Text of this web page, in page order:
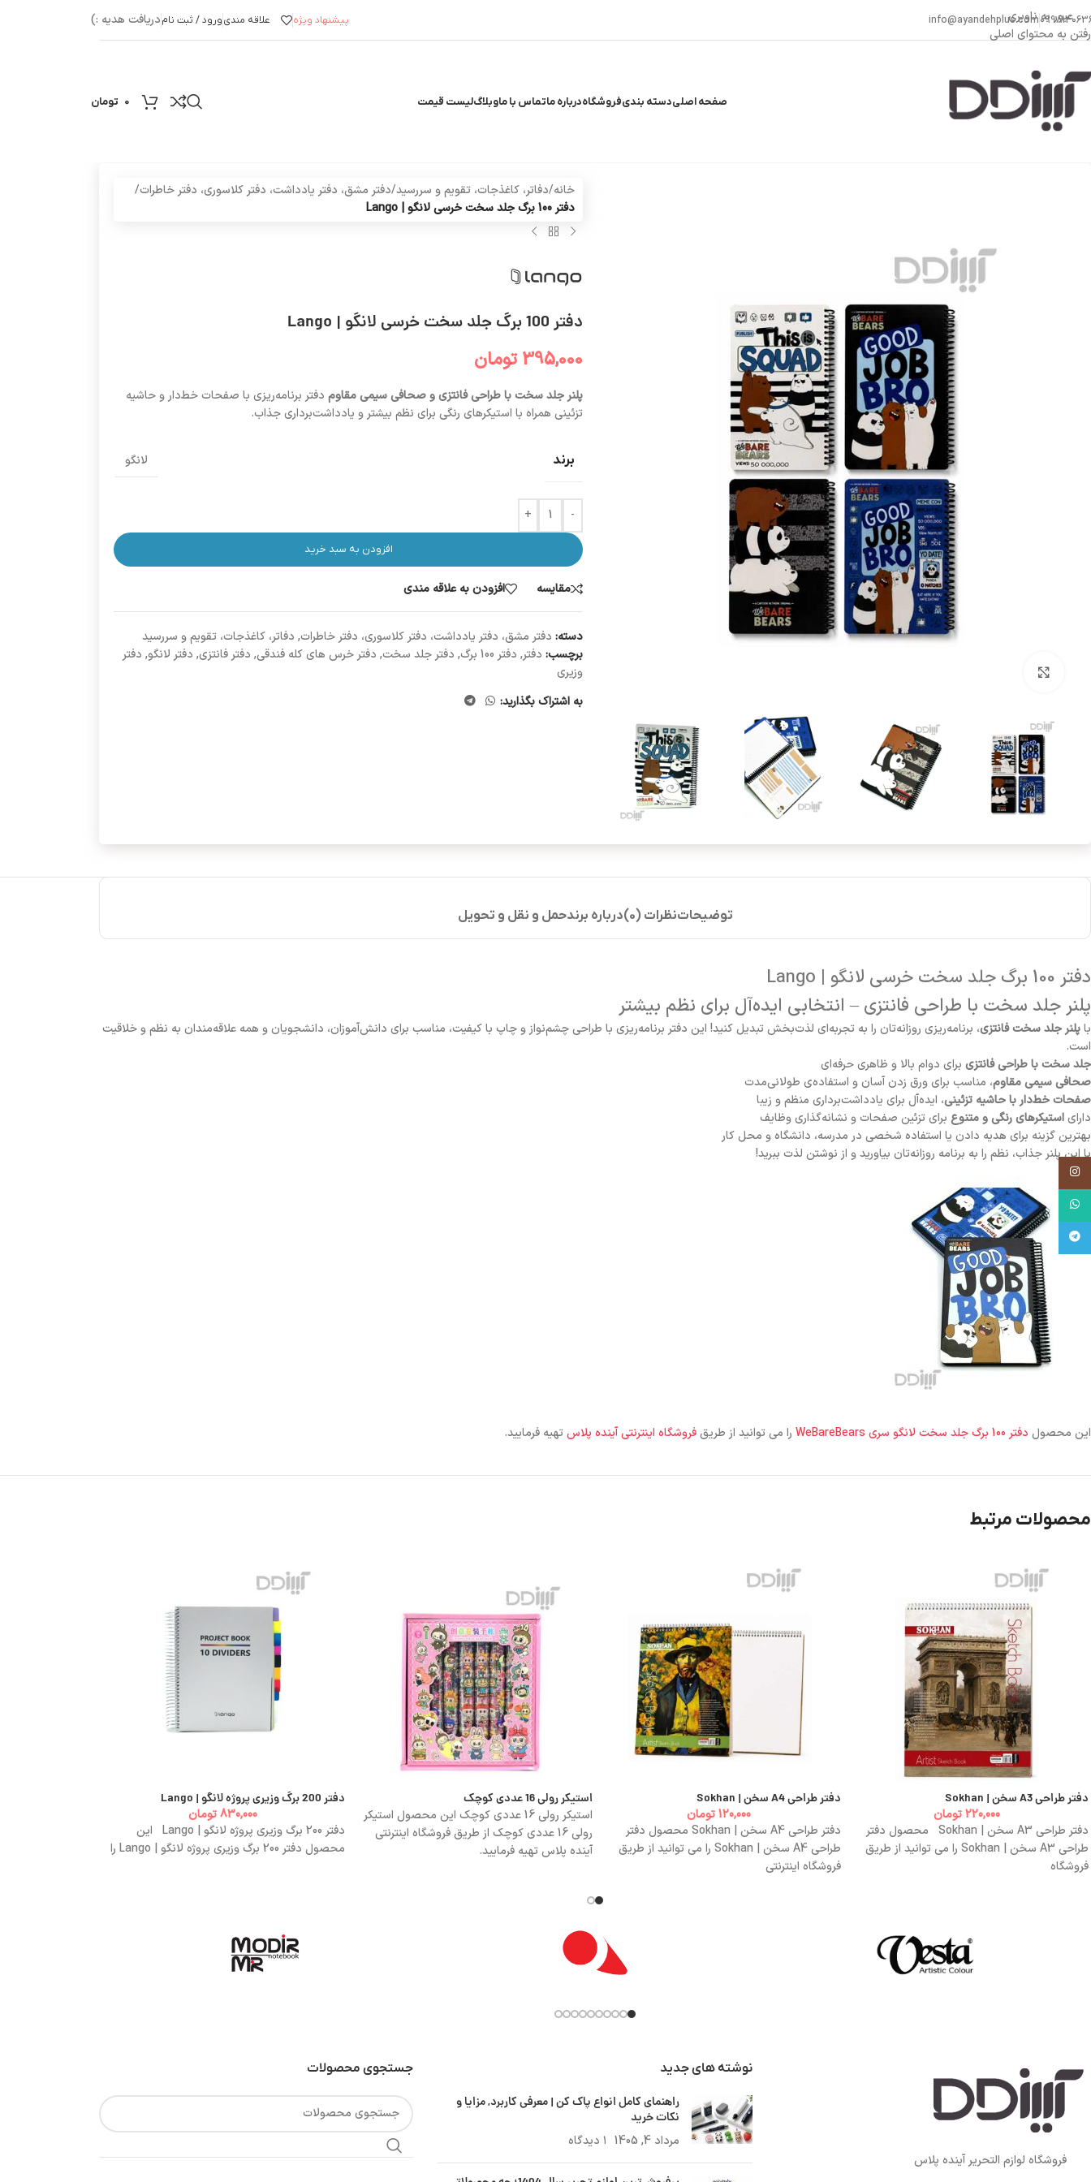
عبور به ناوبری
رفتن به محتوای اصلی
info@ayandehplus.com پیشنهاد ویژه علاقه مندیورود / ثبت نامدریافت هدیه :)
صفحه اصلیدسته بندیفروشگاهدرباره ماتماس با ماوبلاگلیست قیمت 0 تومان
خانه/دفاتر، کاغذجات، تقویم و سررسید/دفتر مشق، دفتر یادداشت، دفتر کلاسوری، دفتر خاطرات/
دفتر 100 برگ جلد سخت خرسی لانگو | Lango
دفتر 100 برگ جلد سخت خرسی لانگو | Lango
395,000 تومان
پلنر جلد سخت با طراحی فانتزی و صحافی سیمی مقاومدفتر برنامه‌ریزی با صفحات خط‌دار و حاشیه
تزئینی همراه با استیکرهای رنگی برای نظم بیشتر و یادداشت‌برداری جذاب.
برند لانگو
-
+
افزودن به سبد خرید
مقایسه افزودن به علاقه مندی
دسته: دفتر مشق، دفتر یادداشت، دفتر کلاسوری، دفتر خاطرات, دفاتر، کاغذجات، تقویم و سررسید
برچسب: دفتر, دفتر 100 برگ , دفتر جلد سخت, دفتر خرس های کله فندقی, دفتر فانتزی, دفتر لانگو, دفتر
وزیری
به اشتراک بگذارید:
توضیحاتنظرات (0) درباره برندحمل و نقل و تحویل
دفتر 100 برگ جلد سخت خرسی لانگو | Lango
پلنر جلد سخت با طراحی فانتزی – انتخابی ایده‌آل برای نظم بیشتر
باپلنر جلد سخت فانتزی، برنامه‌ریزی روزانه‌تان را به تجربه‌ای لذت‌بخش تبدیل کنید! این دفتر برنامه‌ریزی با طراحی چشم‌نواز و چاپ با کیفیت، مناسب برای دانش‌آموزان، دانشجویان و همه علاقه‌مندان به نظم و خلاقیت
است.
جلد سخت با طراحی فانتزی برای دوام بالا و ظاهری حرفه‌ای
صحافی سیمی مقاوم، مناسب برای ورق زدن آسان و استفاده‌ی طولانی‌مدت
صفحات خط‌دار با حاشیه تزئینی، ایده‌آل برای یادداشت‌برداری منظم و زیبا
دارایاستیکرهای رنگی و متنوع برای تزئین صفحات و نشانه‌گذاری وظایف
بهترین گزینه برای هدیه دادن یا استفاده شخصی در مدرسه، دانشگاه و محل کار
با این پلنر جذاب، نظم را به برنامه روزانه‌تان بیاورید و از نوشتن لذت ببرید!
این محصول دفتر 100 برگ جلد سخت لانگو سری WeBareBears را می توانید از طریقفروشگاه اینترنتی آینده پلاستهیه فرمایید.
محصولات مرتبط
دفتر طراحی A3 سخن | Sokhan
220,000 تومان
دفتر طراحی A3 سخن | Sokhan محصول دفتر
طراحی A3 سخن | Sokhan را می توانید از طریق
فروشگاه
دفتر طراحی A4 سخن | Sokhan
120,000 تومان
دفتر طراحی A4 سخن | Sokhan محصول دفتر
طراحی A4 سخن | Sokhan را می توانید از طریق
فروشگاه اینترنتی
استیکر رولی 16 عددی کوچک
استیکر رولی 16 عددی کوچک این محصول استیکر
رولی 16 عددی کوچک از طریق فروشگاه اینترنتی
آینده پلاس تهیه فرمایید.
دفتر 200 برگ وزیری پروژه لانگو | Lango
830,000 تومان
دفتر 200 برگ وزیری پروژه لانگو | Lango این
محصول دفتر 200 برگ وزیری پروژه لانگو | Lango را
فروشگاه لوازم التحریر آینده پلاس
نوشته های جدید
راهنمای کامل انواع پاک کن | معرفی کاربرد, مزایا و
نکات خرید
مرداد 4, 1405 ۱ دیدگاه
جستجوی محصولات
واتساپ
تلگرام